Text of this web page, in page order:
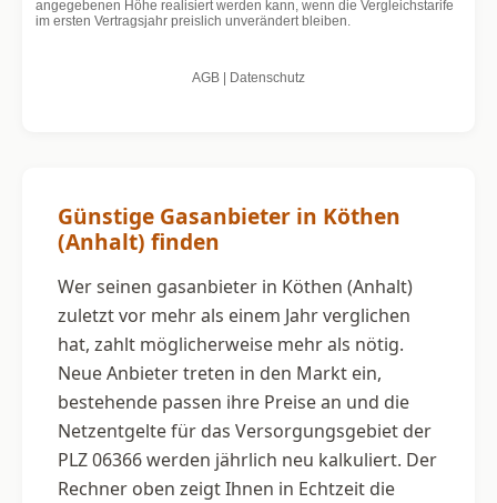
Günstige Gasanbieter in Köthen
(Anhalt) finden
Wer seinen gasanbieter in Köthen (Anhalt)
zuletzt vor mehr als einem Jahr verglichen
hat, zahlt möglicherweise mehr als nötig.
Neue Anbieter treten in den Markt ein,
bestehende passen ihre Preise an und die
Netzentgelte für das Versorgungsgebiet der
PLZ 06366 werden jährlich neu kalkuliert. Der
Rechner oben zeigt Ihnen in Echtzeit die